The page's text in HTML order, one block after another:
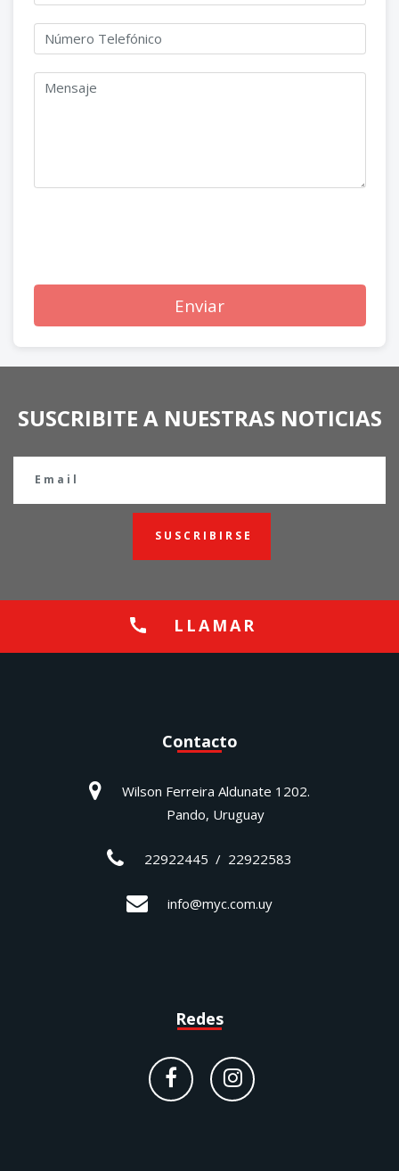
Enviar
SUSCRIBITE A NUESTRAS NOTICIAS
SUSCRIBIRSE
LLAMAR
Contacto
Wilson Ferreira Aldunate 1202.
Pando, Uruguay
22922445 / 22922583
info@myc.com.uy
Redes